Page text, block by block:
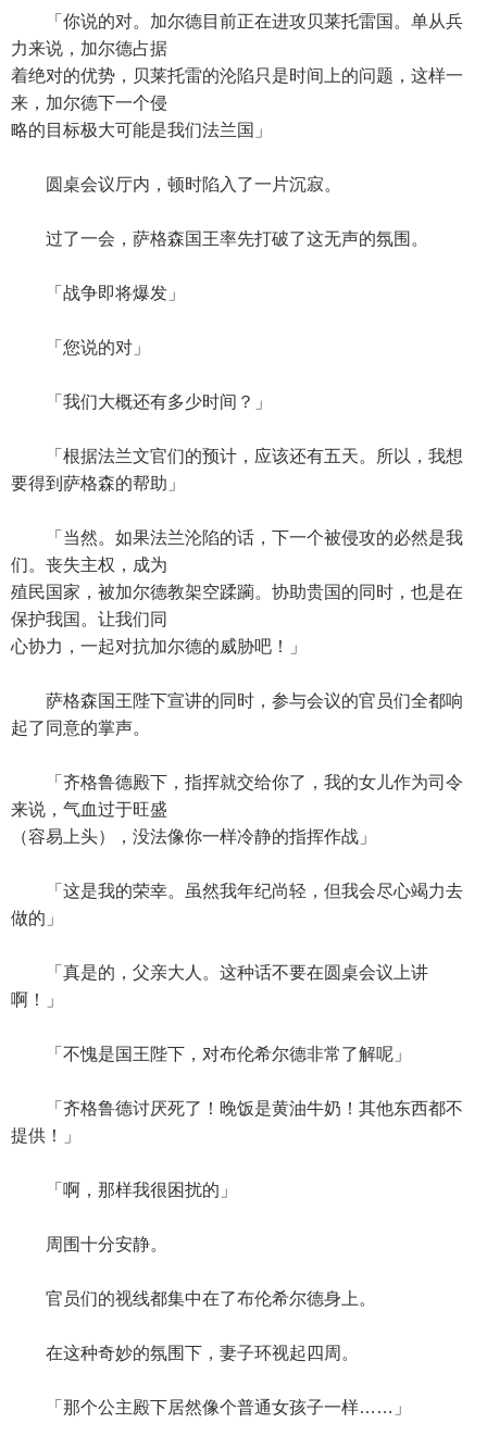
「你说的对。加尔德目前正在进攻贝莱托雷国。单从兵
力来说，加尔德占据
着绝对的优势，贝莱托雷的沦陷只是时间上的问题，这样一
来，加尔德下一个侵
略的目标极大可能是我们法兰国」
圆桌会议厅内，顿时陷入了一片沉寂。
过了一会，萨格森国王率先打破了这无声的氛围。
「战争即将爆发」
「您说的对」
「我们大概还有多少时间？」
「根据法兰文官们的预计，应该还有五天。所以，我想
要得到萨格森的帮助」
「当然。如果法兰沦陷的话，下一个被侵攻的必然是我
们。丧失主权，成为
殖民国家，被加尔德教架空蹂躏。协助贵国的同时，也是在
保护我国。让我们同
心协力，一起对抗加尔德的威胁吧！」
萨格森国王陛下宣讲的同时，参与会议的官员们全都响
起了同意的掌声。
「齐格鲁德殿下，指挥就交给你了，我的女儿作为司令
来说，气血过于旺盛
（容易上头），没法像你一样冷静的指挥作战」
「这是我的荣幸。虽然我年纪尚轻，但我会尽心竭力去
做的」
「真是的，父亲大人。这种话不要在圆桌会议上讲
啊！」
「不愧是国王陛下，对布伦希尔德非常了解呢」
「齐格鲁德讨厌死了！晚饭是黄油牛奶！其他东西都不
提供！」
「啊，那样我很困扰的」
周围十分安静。
官员们的视线都集中在了布伦希尔德身上。
在这种奇妙的氛围下，妻子环视起四周。
「那个公主殿下居然像个普通女孩子一样……」